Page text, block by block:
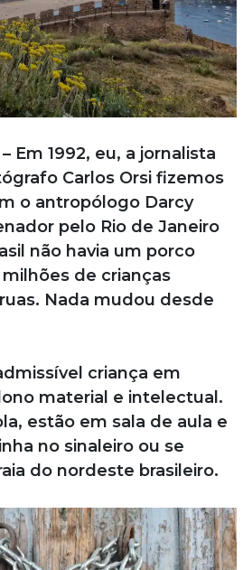
Em 1992, eu, a jornalista
Carlos Orsi fizemos
o antropólogo Darcy
pelo Rio de Janeiro
não havia um porco
de crianças
Nada mudou desde
criança em
material e intelectual.
estão em sala de aula e
no sinaleiro ou se
do nordeste brasileiro.